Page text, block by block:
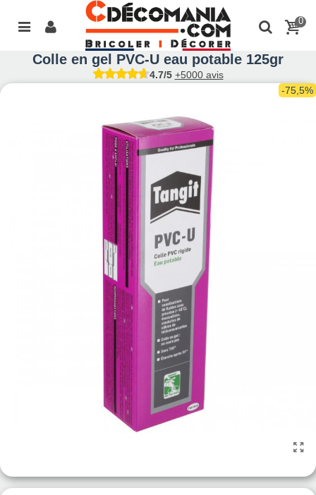
0
Colle en gel PVC-U eau potable 125gr
4.7/5 +5000 avis
-75,5%